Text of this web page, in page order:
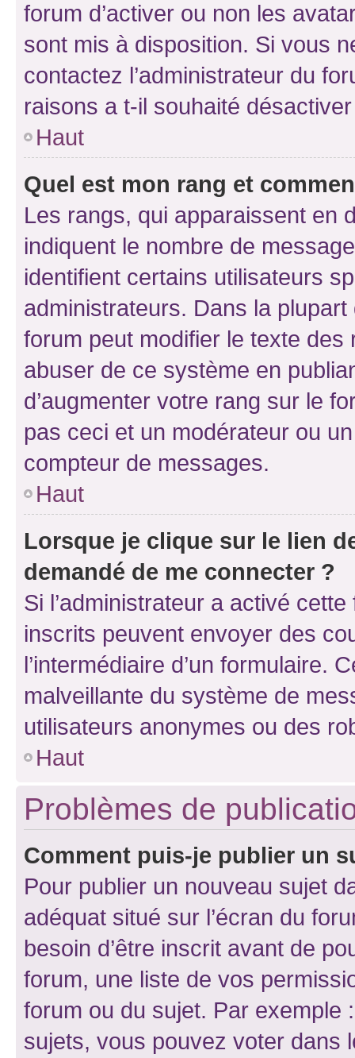
forum d’activer ou non les
sont mis à disposition. Si vous
contactez l’administrateur du
raisons a t-il souhaité
Haut
Quel est mon rang et
Les rangs, qui apparaissent en
indiquent le nombre de
identifient certains utilisateurs
administrateurs. Dans la
forum peut modifier le texte
abuser de ce système en
d’augmenter votre rang sur le
pas ceci et un modérateur ou
compteur de messages.
Haut
Lorsque je clique sur le lien
demandé de me connecter ?
Si l’administrateur a activé
inscrits peuvent envoyer des
l’intermédiaire d’un formulaire.
malveillante du système de
utilisateurs anonymes ou des
Haut
Problèmes de
Comment puis-je publier un
Pour publier un nouveau sujet
adéquat situé sur l’écran du
besoin d’être inscrit avant de
forum, une liste de vos
forum ou du sujet. Par exemple
sujets, vous pouvez voter dans